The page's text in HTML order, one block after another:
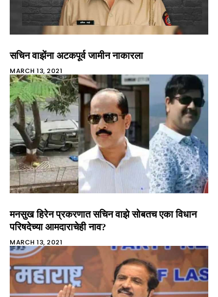
सचिन वाझेंना अटकपूर्व जामीन नाकारला
MARCH 13, 2021
मनसुख हिरेन प्रकरणात सचिन वाझे सोबतच एका विधान
परिषदेच्या आमदाराचेही नाव?
MARCH 13, 2021